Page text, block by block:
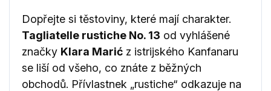
Dopřejte si těstoviny, které mají charakter.
Tagliatelle rustiche No. 13 od vyhlášené
značky Klara Marić z istrijského Kanfanaru
se liší od všeho, co znáte z běžných
obchodů. Přívlastnek „rustiche“ odkazuje na